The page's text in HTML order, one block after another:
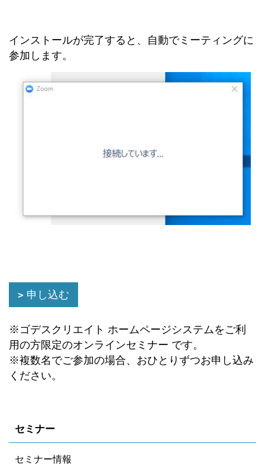
インストールが完了すると、自動でミーティングに
参加します。
申し込む
※ゴデスクリエイト ホームページシステムをご利
用の方限定のオンラインセミナー です。
※複数名でご参加の場合、おひとりずつお申し込み
ください。
セミナー
セミナー情報